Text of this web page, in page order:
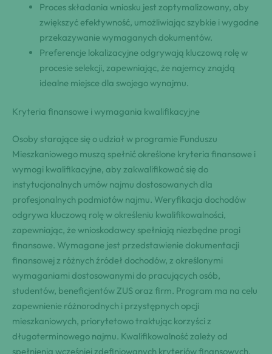
Proces składania wniosku jest zoptymalizowany, aby
zwiększyć efektywność, umożliwiając szybkie i wygodne
przekazywanie wymaganych dokumentów.
Preferencje lokalizacyjne odgrywają kluczową rolę w
procesie selekcji, zapewniając, że najemcy znajdą
idealne miejsce dla swojego wynajmu.
Kryteria finansowe i wymagania kwalifikacyjne
Osoby starające się o udział w programie Funduszu
Mieszkaniowego muszą spełnić określone kryteria finansowe i
wymogi kwalifikacyjne, aby zakwalifikować się do
instytucjonalnych umów najmu dostosowanych dla
profesjonalnych podmiotów najmu. Weryfikacja dochodów
odgrywa kluczową rolę w określeniu kwalifikowalności,
zapewniając, że wnioskodawcy spełniają niezbędne progi
finansowe. Wymagane jest przedstawienie dokumentacji
finansowej z różnych źródeł dochodów, z określonymi
wymaganiami dostosowanymi do pracujących osób,
studentów, beneficjentów ZUS oraz firm. Program ma na celu
zapewnienie różnorodnych i przystępnych opcji
mieszkaniowych, priorytetowo traktując korzyści z
długoterminowego najmu. Kwalifikowalność zależy od
spełnienia wcześniej zdefiniowanych kryteriów finansowych,